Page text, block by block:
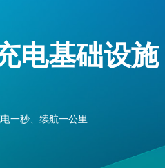
，科创未来